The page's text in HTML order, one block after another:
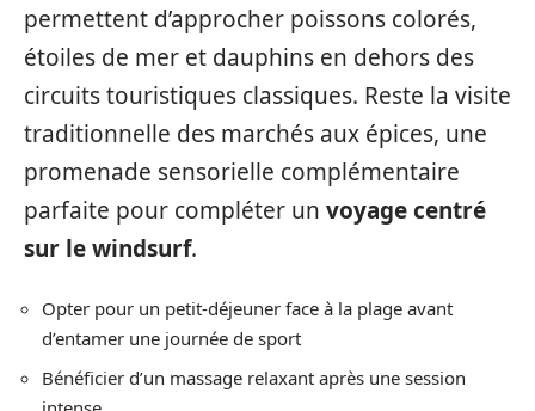
permettent d’approcher poissons colorés,
étoiles de mer et dauphins en dehors des
circuits touristiques classiques. Reste la visite
traditionnelle des marchés aux épices, une
promenade sensorielle complémentaire
parfaite pour compléter un voyage centré
sur le windsurf.
Opter pour un petit-déjeuner face à la plage avant
d’entamer une journée de sport
Bénéficier d’un massage relaxant après une session